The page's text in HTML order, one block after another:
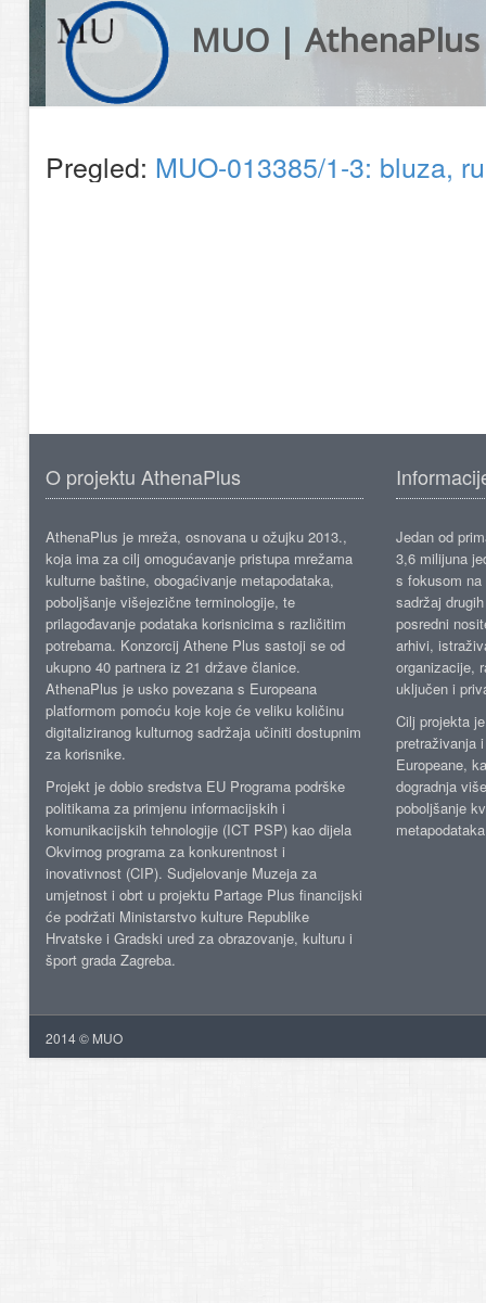
MUO | AthenaPlus
Pregled: MUO-013385/1-3: bluza,
O projektu AthenaPlus
AthenaPlus je mreža, osnovana u ožujku 2013.,
koja ima za cilj omogućavanje pristupa mrežama
kulturne baštine, obogaćivanje metapodataka,
poboljšanje višejezične terminologije, te
prilagođavanje podataka korisnicima s različitim
potrebama. Konzorcij Athene Plus sastoji se od
ukupno 40 partnera iz 21 države članice.
AthenaPlus je usko povezana s Europeana
platformom pomoću koje koje će veliku količinu
digitaliziranog kulturnog sadržaja učiniti dostupnim
za korisnike.
Projekt je dobio sredstva EU Programa podrške
politikama za primjenu informacijskih i
komunikacijskih tehnologije (ICT PSP) kao dijela
Okvirnog programa za konkurentnost i
inovativnost (CIP). Sudjelovanje Muzeja za
umjetnost i obrt u projektu Partage Plus financijski
će podržati Ministarstvo kulture Republike
Hrvatske i Gradski ured za obrazovanje, kulturu i
šport grada Zagreba.
Jedan od
3,6 milijuna
s fokusom
sadržaj
posredni
arhivi,
organizacije,
uključen i
Cilj projekta
pretraživanja
Europeane,
dogradnja
poboljšanje
2014 © MUO